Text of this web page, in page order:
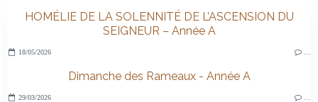
HOMÉLIE DE LA SOLENNITÉ DE L’ASCENSION DU
SEIGNEUR – Année A
18/05/2026
Dimanche des Rameaux - Année A
29/03/2026